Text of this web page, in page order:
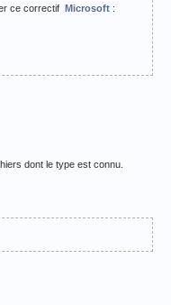
ce correctif Microsoft :
dont le type est connu.